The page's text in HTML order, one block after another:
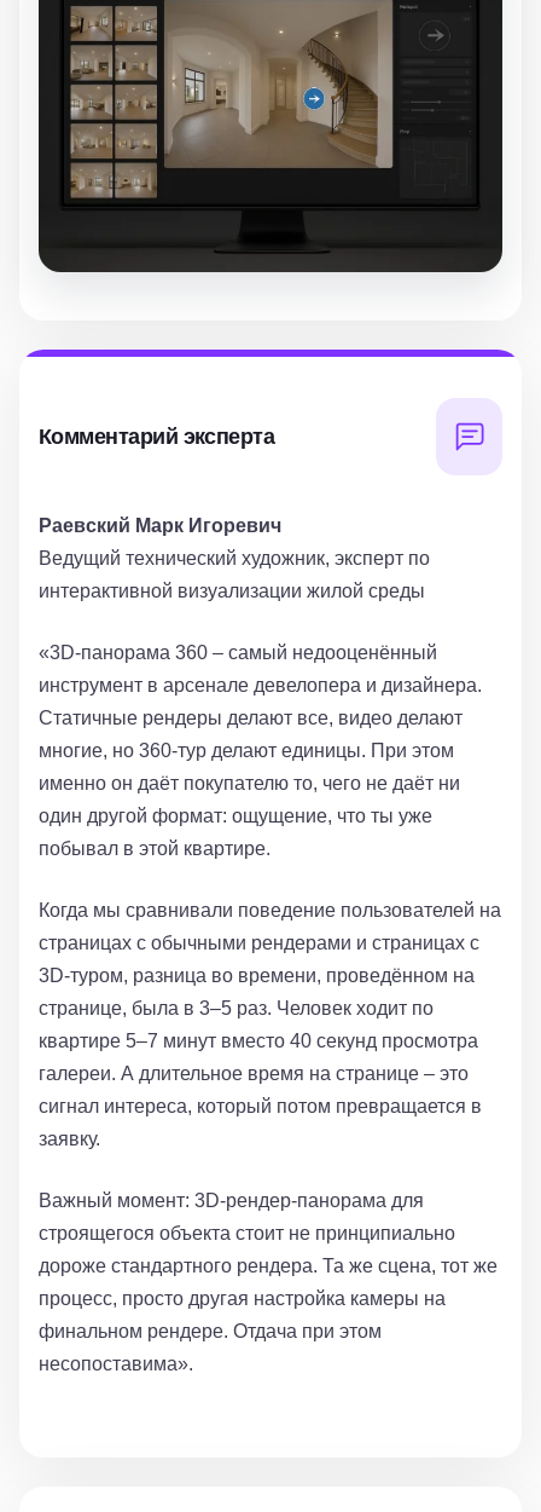
Комментарий эксперта
Раевский Марк Игоревич
Ведущий технический художник, эксперт по
интерактивной визуализации жилой среды
«3D-панорама 360 – самый недооценённый
инструмент в арсенале девелопера и дизайнера.
Статичные рендеры делают все, видео делают
многие, но 360-тур делают единицы. При этом
именно он даёт покупателю то, чего не даёт ни
один другой формат: ощущение, что ты уже
побывал в этой квартире.
Когда мы сравнивали поведение пользователей на
страницах с обычными рендерами и страницах с
3D-туром, разница во времени, проведённом на
странице, была в 3–5 раз. Человек ходит по
квартире 5–7 минут вместо 40 секунд просмотра
галереи. А длительное время на странице – это
сигнал интереса, который потом превращается в
заявку.
Важный момент: 3D-рендер-панорама для
строящегося объекта стоит не принципиально
дороже стандартного рендера. Та же сцена, тот же
процесс, просто другая настройка камеры на
финальном рендере. Отдача при этом
несопоставима».